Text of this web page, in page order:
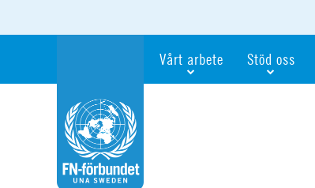
Vårt arbete Stöd oss